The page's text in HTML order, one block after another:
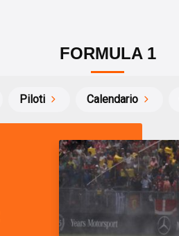
FORMULA 1
Piloti Calendario